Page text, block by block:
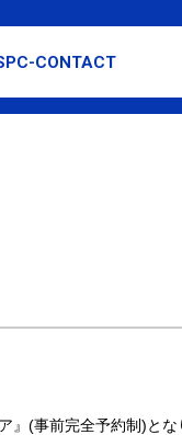
テンツに移動
CONTACT
(事前完全予約制)と